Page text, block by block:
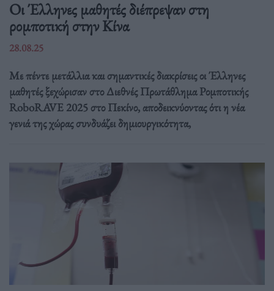
Οι Έλληνες μαθητές διέπρεψαν στη
ρομποτική στην Κίνα
28.08.25
Με πέντε μετάλλια και σημαντικές διακρίσεις οι Έλληνες
μαθητές ξεχώρισαν στο Διεθνές Πρωτάθλημα Ρομποτικής
RoboRAVE 2025 στο Πεκίνο, αποδεικνύοντας ότι η νέα
γενιά της χώρας συνδυάζει δημιουργικότητα,